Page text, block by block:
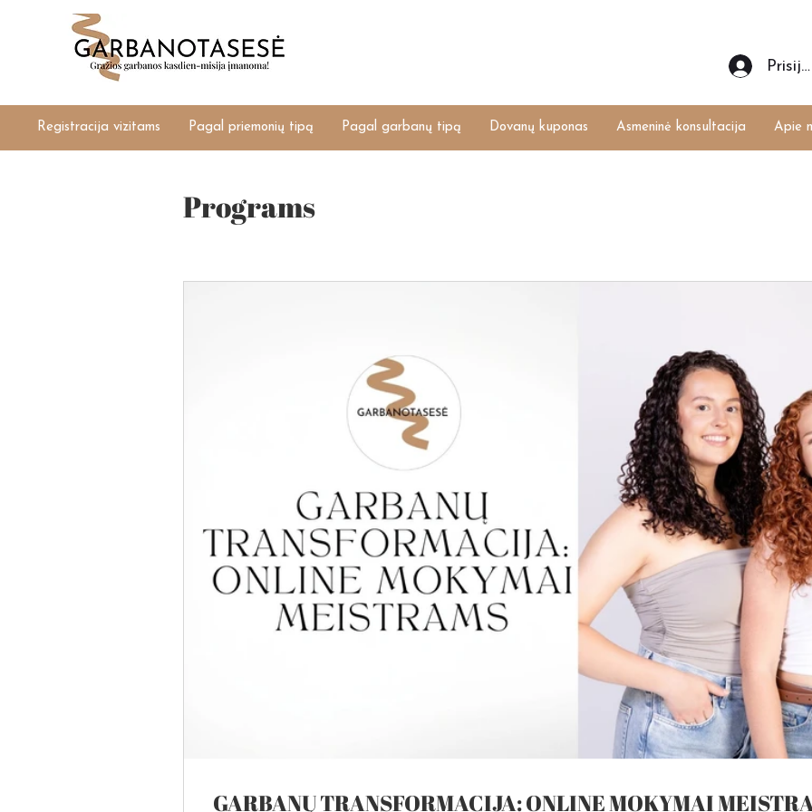
Registracija vizitams Pagal priemonių tipą Pagal garbanų tipą Dovanų kuponas Asmeninė konsultacija Apie
Programs
GARBANŲ TRANSFORMACIJA: ONLINE MOKYMAI